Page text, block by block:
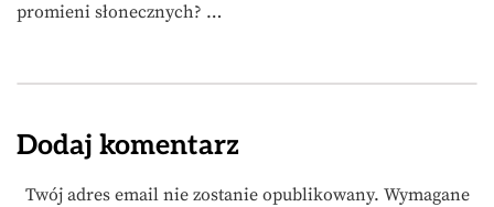
promieni słonecznych? …
Dodaj komentarz
Twój adres email nie zostanie opublikowany. Wymagane